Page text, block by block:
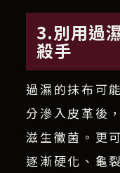
3.別用過
殺手
過濕的抹布可
分滲入皮革後
滋生黴菌。更
逐漸硬化、龜